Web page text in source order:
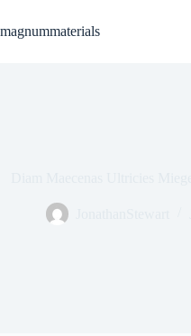
content
magnummaterials